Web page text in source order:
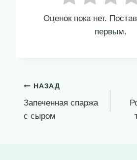
Оценок пока нет.
первым.
Навигация
по
НАЗАД
Запеченная спаржа
с сыром